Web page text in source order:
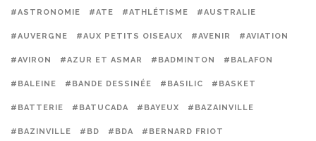
#ASTRONOMIE #ATE #ATHLÉTISME #AUSTRALIE
#AUVERGNE #AUX PETITS OISEAUX #AVENIR #AVIATION
#AVIRON #AZUR ET ASMAR #BADMINTON #BALAFON
#BALEINE #BANDE DESSINÉE #BASILIC #BASKET
#BATTERIE #BATUCADA #BAYEUX #BAZAINVILLE
#BAZINVILLE #BD #BDA #BERNARD FRIOT